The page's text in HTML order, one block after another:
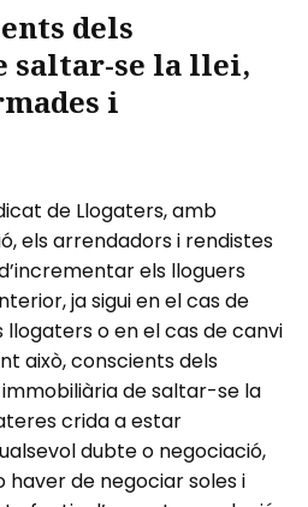
dels
saltar-se la llei,
i
de Llogaters, amb
els arrendadors i rendistes
els lloguers
ja sigui en el cas de
o en el cas de canvi
això, conscients dels
de saltar-se la
crida a estar
dubte o negociació,
haver de negociar soles i